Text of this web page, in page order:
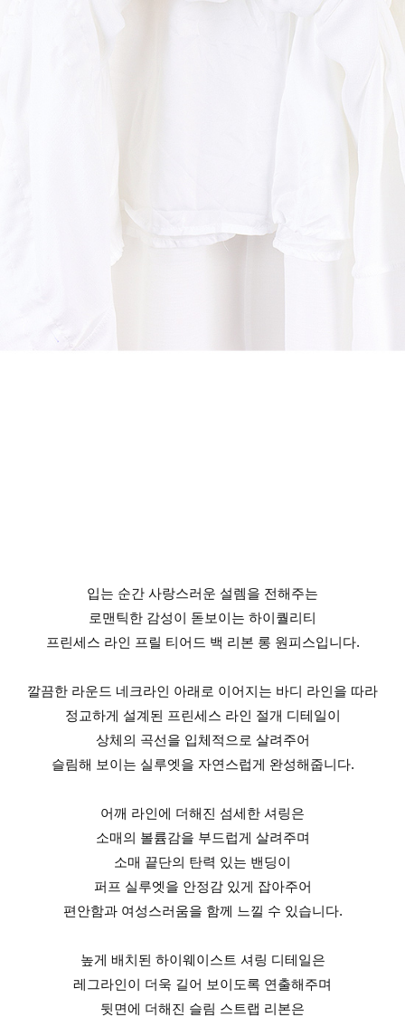
입는 순간 사랑스러운 설렘을 전해주는
로맨틱한 감성이 돋보이는 하이퀄리티
프린세스 라인 프릴 티어드 백 리본 롱 원피스입니다.
깔끔한 라운드 네크라인 아래로 이어지는 바디 라인을 따라
정교하게 설계된 프린세스 라인 절개 디테일이
상체의 곡선을 입체적으로 살려주어
슬림해 보이는 실루엣을 자연스럽게 완성해줍니다.
어깨 라인에 더해진 섬세한 셔링은
소매의 볼륨감을 부드럽게 살려주며
소매 끝단의 탄력 있는 밴딩이
퍼프 실루엣을 안정감 있게 잡아주어
편안함과 여성스러움을 함께 느낄 수 있습니다.
높게 배치된 하이웨이스트 셔링 디테일은
레그라인이 더욱 길어 보이도록 연출해주며
뒷면에 더해진 슬림 스트랩 리본은